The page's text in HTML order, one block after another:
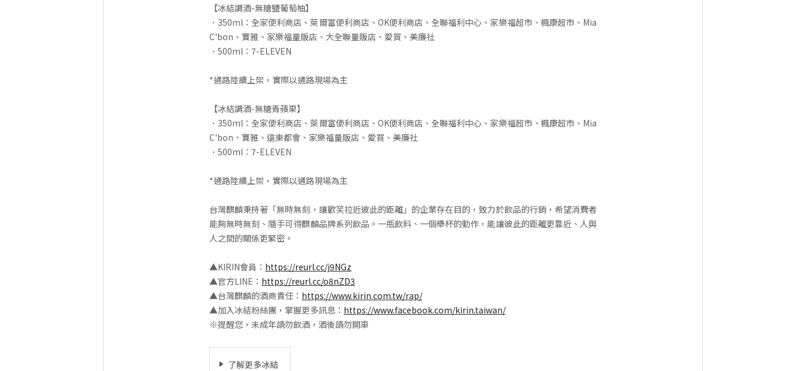
【冰結調酒-無糖鹽葡萄柚】
．350ml：全家便利商店、萊爾富便利商店、OK便利商店、全聯福利中心、家樂福超市、楓康超市、Mia
C'bon、寶雅、家樂福量販店、大全聯量販店、愛買、美廉社
．500ml：7-ELEVEN
*通路陸續上架，實際以通路現場為主
【冰結調酒-無糖青蘋果】
．350ml：全家便利商店、萊爾富便利商店、OK便利商店、全聯福利中心、家樂福超市、楓康超市、Mia
C'bon、寶雅、遠東都會、家樂福量販店、愛買、美廉社
．500ml：7-ELEVEN
*通路陸續上架，實際以通路現場為主
台灣麒麟秉持著「無時無刻，讓歡笑拉近彼此的距離」的企業存在目的，致力於飲品的行銷，希望消費者
能夠無時無刻、隨手可得麒麟品牌系列飲品。一瓶飲料、一個舉杯的動作，能讓彼此的距離更靠近、人與
人之間的關係更緊密。
▲KIRIN會員： https://reurl.cc/j9NGz
▲官方LINE： https://reurl.cc/o8nZD3
▲台灣麒麟的酒商責任： https://www.kirin.com.tw/rap/
▲加入冰結粉絲團，掌握更多訊息： https://www.facebook.com/kirin.taiwan/
※提醒您，未成年請勿飲酒，酒後請勿開車
了解更多冰結